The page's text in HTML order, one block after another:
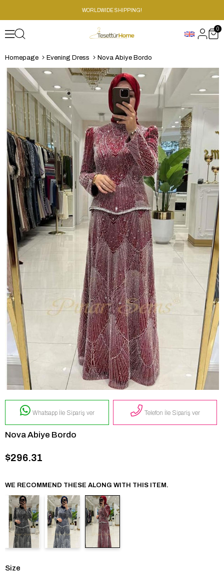
WORLDWIDE SHIPPING!
0
Homepage Evening Dress Nova Abiye Bordo
Whatsapp İle Sipariş ver Telefon İle Sipariş ver
Nova Abiye Bordo
$296.31
WE RECOMMEND THESE ALONG WITH THIS ITEM.
Size